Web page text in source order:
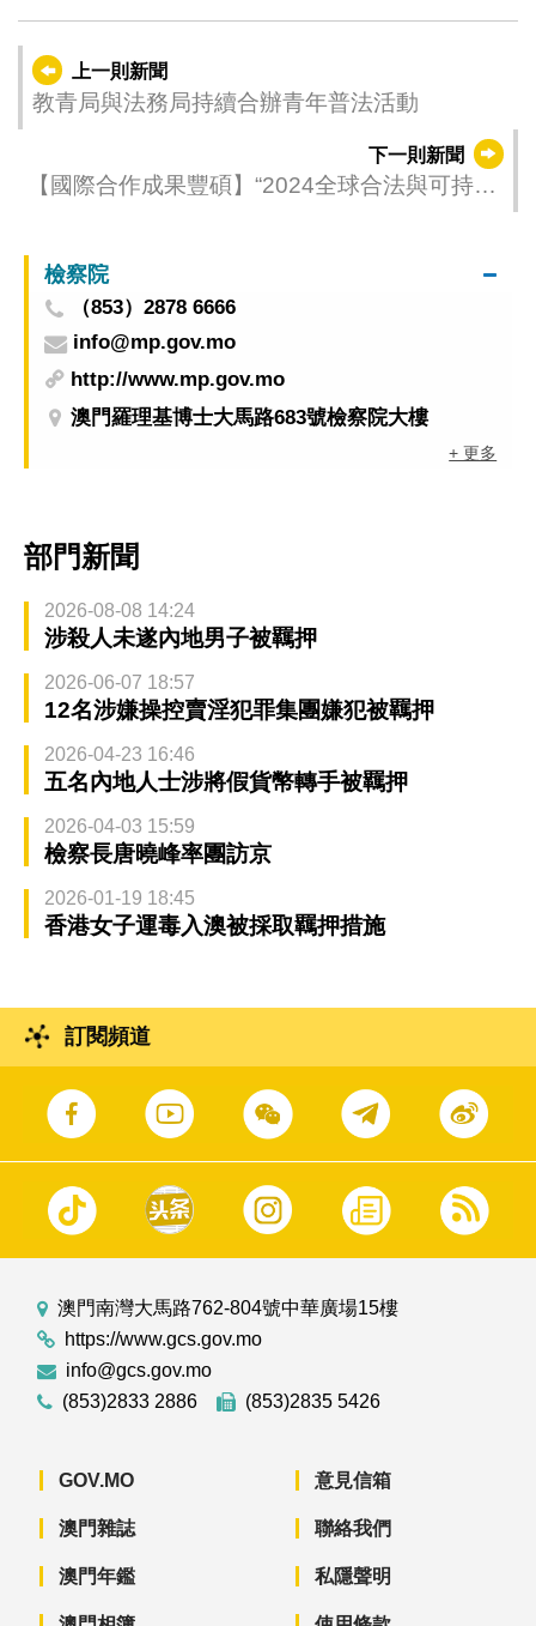
上一則新聞
教青局與法務局持續合辦青年普法活動
下一則新聞
【國際合作成果豐碩】“2024全球合法與可持續
檢察院
（853）2878 6666
info@mp.gov.mo
http://www.mp.gov.mo
澳門羅理基博士大馬路683號檢察院大樓
+ 更多
部門新聞
2026-08-08 14:24
涉殺人未遂內地男子被羈押
2026-06-07 18:57
12名涉嫌操控賣淫犯罪集團嫌犯被羈押
2026-04-23 16:46
五名內地人士涉將假貨幣轉手被羈押
2026-04-03 15:59
檢察長唐曉峰率團訪京
2026-01-19 18:45
香港女子運毒入澳被採取羈押措施
訂閱頻道
澳門南灣大馬路762-804號中華廣場15樓
https://www.gcs.gov.mo
info@gcs.gov.mo
(853)2833 2886
(853)2835 5426
GOV.MO
澳門雜誌
澳門年鑑
意見信箱
聯絡我們
私隱聲明